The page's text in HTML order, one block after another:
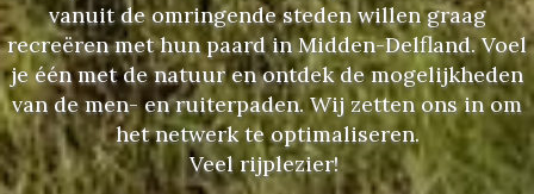
vanuit de omringende steden willen graag
recreëren met hun paard in Midden-Delfland. Voel
je één met de natuur en ontdek de mogelijkheden
van de men- en ruiterpaden. Wij zetten ons in om
het netwerk te optimaliseren.
Veel rijplezier!